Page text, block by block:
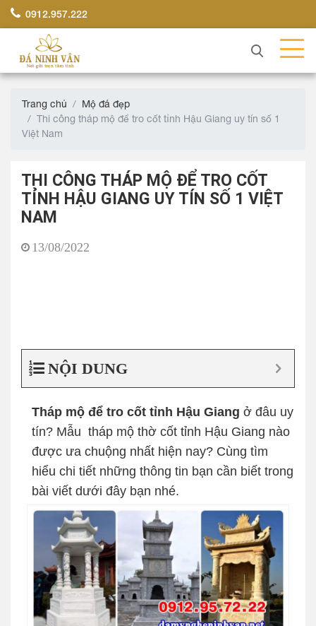
0912.957.222
Trang chủ
Mộ đá đẹp
Thi công tháp mộ để tro cốt tỉnh Hậu Giang uy tín số 1
Việt Nam
THI CÔNG THÁP MỘ ĐỂ TRO CỐT
TỈNH HẬU GIANG UY TÍN SỐ 1 VIỆT
NAM
13/08/2022
NỘI DUNG
Tháp mộ để tro cốt tỉnh Hậu Giang ở đâu uy
tín? Mẫu tháp mộ thờ cốt tỉnh Hậu Giang nào
được ưa chuộng nhất hiện nay? Cùng tìm
hiểu chi tiết những thông tin bạn cần biết trong
bài viết dưới đây bạn nhé.